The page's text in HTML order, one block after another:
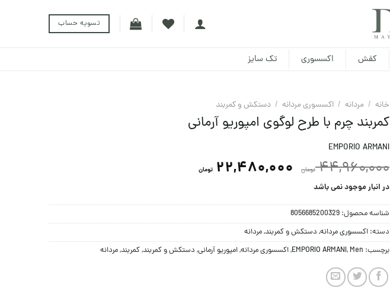
تسویه حساب
کفش اکسسوری تک سایز
خانه / مردانه / اکسسوری مردانه / دستکش و کمربند
کمربند چرم با طرح لوگوی امپوریو آرمانی
EMPORIO ARMANI
44,960,000 تومان 22,480,000 تومان
در انبار موجود نمی باشد
شناسه محصول: 8056685200329
دسته: اکسسوری مردانه, دستکش و کمربند,مردانه
برچسب:
EMPORIO ARMANI, Men
,اکسسوری مردانه,امپوریو آرمانی, دستکش و کمربند,کمربند,مردانه